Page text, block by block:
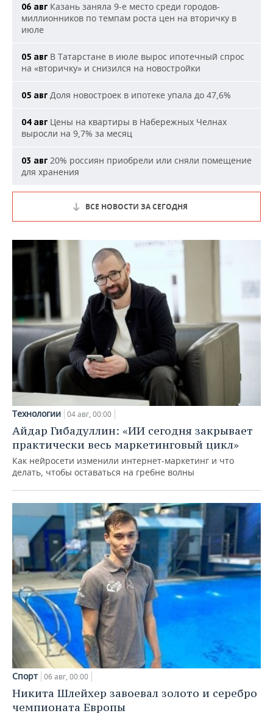
06 авг Казань заняла 9-е место среди городов-
миллионников по темпам роста цен на вторичку в
июле
05 авг В Татарстане в июле вырос ипотечный спрос
на «вторичку» и снизился на новостройки
05 авг Доля новостроек в ипотеке упала до 47,6%
04 авг Цены на квартиры в Набережных Челнах
выросли на 9,7% за месяц
03 авг 20% россиян приобрели или сняли помещение
для хранения
ВСЕ НОВОСТИ ЗА СЕГОДНЯ
Технологии 04 авг, 00:00
Айдар Гибадуллин: «ИИ сегодня закрывает
практически весь маркетинговый цикл»
Как нейросети изменили интернет-маркетинг и что
делать, чтобы оставаться на гребне волны
Спорт 06 авг, 00:00
Никита Шлейхер завоевал золото и серебро
чемпионата Европы